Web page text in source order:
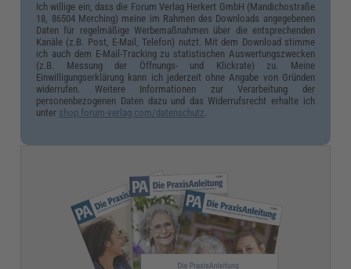
Ich willige ein, dass die Forum Verlag Herkert GmbH (Mandichostraße
18, 86504 Merching) meine im Rahmen des Downloads angegebenen
Daten für regelmäßige Werbemaßnahmen über die entsprechenden
Kanäle (z.B. Post, E-Mail, Telefon) nutzt. Mit dem Download stimme
ich auch dem E-Mail-Tracking zu statistischen Auswertungszwecken
(z.B. Messung der Öffnungs- und Klickrate) zu. Meine
Einwilligungserklärung kann ich jederzeit ohne Angabe von Gründen
widerrufen. Weitere Informationen zur Verarbeitung der
personenbezogenen Daten dazu und das Widerrufsrecht erhalte ich
unter shop.forum-verlag.com/datenschutz.